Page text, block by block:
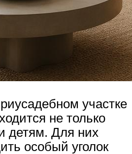
участке
не только
детям. Для них
особый уголок